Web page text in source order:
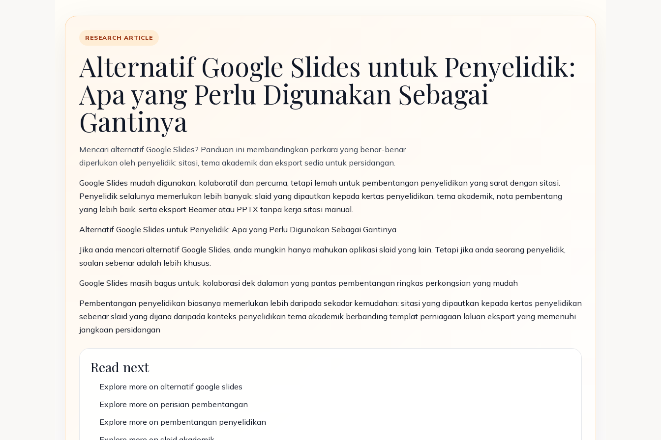
RESEARCH ARTICLE
Alternatif Google Slides untuk Penyelidik:
Apa yang Perlu Digunakan Sebagai
Gantinya
Mencari alternatif Google Slides? Panduan ini membandingkan perkara yang benar-benar
diperlukan oleh penyelidik: sitasi, tema akademik dan eksport sedia untuk persidangan.
Google Slides mudah digunakan, kolaboratif dan percuma, tetapi lemah untuk pembentangan penyelidikan yang sarat dengan sitasi.
Penyelidik selalunya memerlukan lebih banyak: slaid yang dipautkan kepada kertas penyelidikan, tema akademik, nota pembentang
yang lebih baik, serta eksport Beamer atau PPTX tanpa kerja sitasi manual.
Alternatif Google Slides untuk Penyelidik: Apa yang Perlu Digunakan Sebagai Gantinya
Jika anda mencari alternatif Google Slides, anda mungkin hanya mahukan aplikasi slaid yang lain. Tetapi jika anda seorang penyelidik,
soalan sebenar adalah lebih khusus:
Google Slides masih bagus untuk: kolaborasi dek dalaman yang pantas pembentangan ringkas perkongsian yang mudah
Pembentangan penyelidikan biasanya memerlukan lebih daripada sekadar kemudahan: sitasi yang dipautkan kepada kertas penyelidikan
sebenar slaid yang dijana daripada konteks penyelidikan tema akademik berbanding templat perniagaan laluan eksport yang memenuhi
jangkaan persidangan
Read next
Explore more on alternatif google slides
Explore more on perisian pembentangan
Explore more on pembentangan penyelidikan